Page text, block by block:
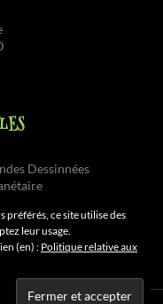
préférés, ce site utilise des
leur usage.
(en) :Politique relative aux